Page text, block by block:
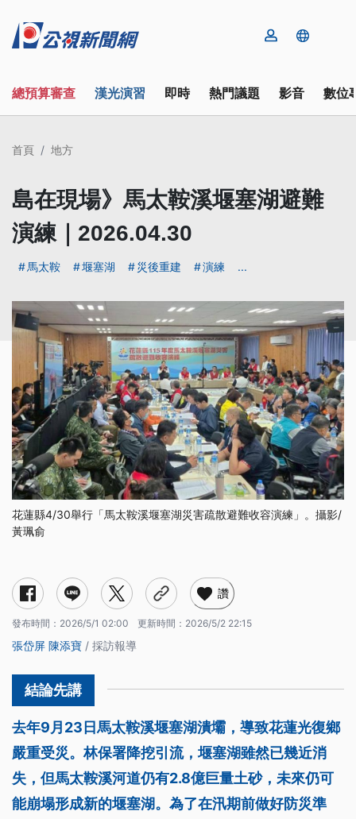
總預算審查 漢光演習 即時 熱門議題 影音 數位
首頁 地方
島在現場》馬太鞍溪堰塞湖避難
演練｜2026.04.30
馬太鞍 堰塞湖 災後重建 演練 ...
花蓮縣4/30舉行「馬太鞍溪堰塞湖災害疏散避難收容演練」。攝影/
黃珮俞
以致災情境三進行演練 如何避難撤離以及因應突發狀況
演練過程中發現人力不足 盼引入民間力量協助
讚
發布時間： 2026/5/1 02:00 更新時間： 2026/5/2 22:15
張岱屏 陳添寶 / 採訪報導
去年9月23日馬太鞍溪堰塞湖潰壩，導致花蓮光復鄉
嚴重受災。林保署降挖引流，堰塞湖雖然已幾近消
失，但馬太鞍溪河道仍有2.8億巨量土砂，未來仍可
能崩塌形成新的堰塞湖。為了在汛期前做好防災準